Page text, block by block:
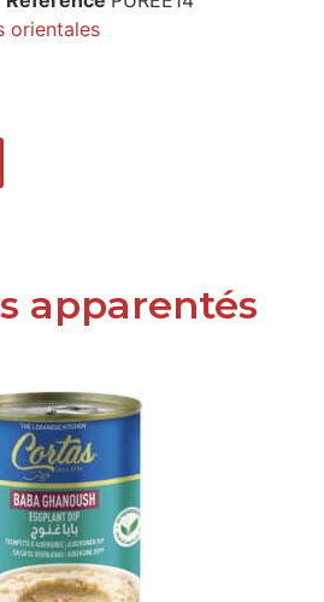
orientales
apparentés